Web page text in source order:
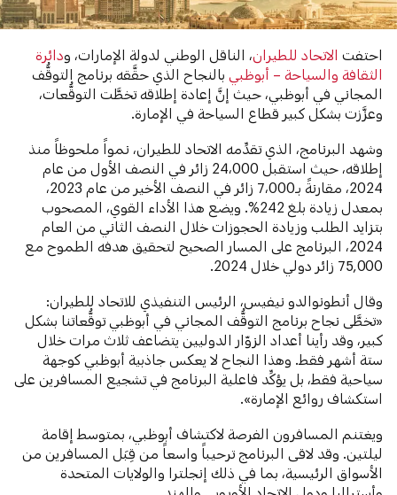
احتفتالاتحاد للطيران، الناقل الوطني لدولة الإمارات، ودائرة
الثقافة والسياحة – أبوظبي بالنجاح الذي حقَّقه برنامج التوقُّف
المجاني في أبوظبي، حيث إنَّ إعادة إطلاقه تخطَّت التوقُّعات،
وعزَّزت بشكل كبير قطاع السياحة في الإمارة.
وشهد البرنامج، الذي تقدِّمه الاتحاد للطيران، نمواً ملحوظاً منذ
إطلاقه، حيث استقبل 24،000 زائر في النصف الأول من عام
2024، مقارنةً بـ7،000 زائر في النصف الأخير من عام 2023،
بمعدل زيادة بلغ 242%. ويضع هذا الأداء القوي، المصحوب
بتزايد الطلب وزيادة الحجوزات خلال النصف الثاني من العام
2024، البرنامج على المسار الصحيح لتحقيق هدفه الطموح مع
75,000 زائر دولي خلال 2024.
وقال أنطونوالدو نيفيس، الرئيس التنفيذي للاتحاد للطيران:
«تخطَّى نجاح برنامج التوقُّف المجاني في أبوظبي توقُّعاتنا بشكل
كبير، وقد رأينا أعداد الزوّار الدوليين يتضاعف ثلاث مرات خلال
ستة أشهر فقط. وهذا النجاح لا يعكس جاذبية أبوظبي كوجهة
سياحية فقط، بل يؤكِّد فاعلية البرنامج في تشجيع المسافرين على
استكشاف روائع الإمارة».
ويغتنم المسافرون الفرصة لاكتشاف أبوظبي، بمتوسط ​​إقامة
ليلتين. وقد لاقى البرنامج ترحيباً واسعاً من قِبَل المسافرين من
الأسواق الرئيسية، بما في ذلك إنجلترا والولايات المتحدة
وأستراليا ودول الاتحاد الأوروبي والهند.